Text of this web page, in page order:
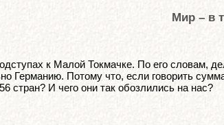
Мир – в
к Малой Токмачке. По его словам,
Германию. Потому что, если говорить
стран? И чего они так обозлились на нас?